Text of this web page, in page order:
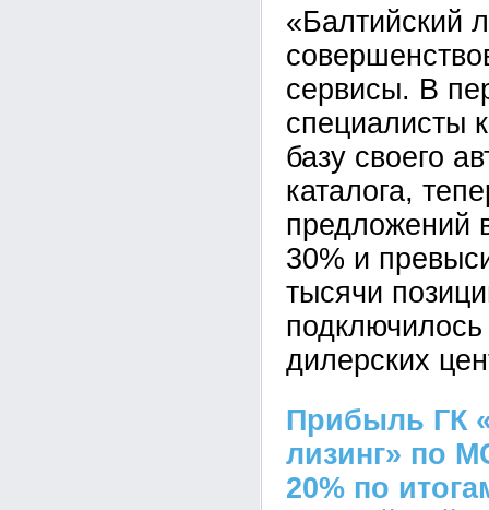
«Балтийский
сервисы. В
специалисты
базу своего
каталога,
предложений
30% и
тысячи
дилерских
Прибыль ГК
лизинг» по
20% по